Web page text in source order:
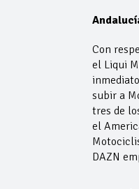
Con
el Liqui
subir a
tres de
el
DAZN